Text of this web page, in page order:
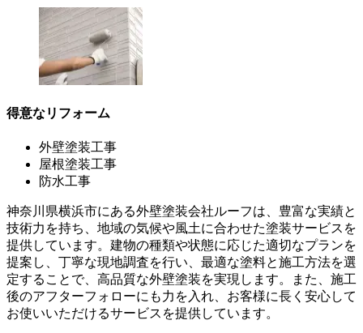
得意なリフォーム
外壁塗装工事
屋根塗装工事
防水工事
神奈川県横浜市にある外壁塗装会社ルーフは、豊富な実績と
技術力を持ち、地域の気候や風土に合わせた塗装サービスを
提供しています。建物の種類や状態に応じた適切なプランを
提案し、丁寧な現地調査を行い、最適な塗料と施工方法を選
定することで、高品質な外壁塗装を実現します。また、施工
後のアフターフォローにも力を入れ、お客様に長く安心して
お使いいただけるサービスを提供しています。